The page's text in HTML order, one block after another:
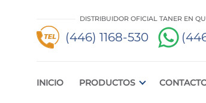
DISTRIBUIDOR OFICIAL TANER EN
(446) 1168-530
INICIO PRODUCTOS